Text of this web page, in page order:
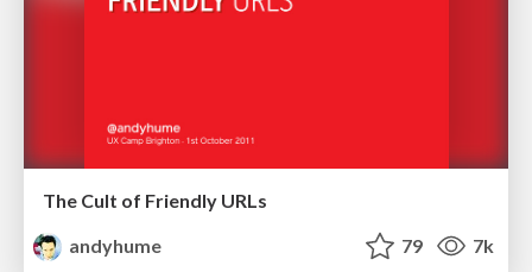
The Cult of Friendly URLs
andyhume
79 7k